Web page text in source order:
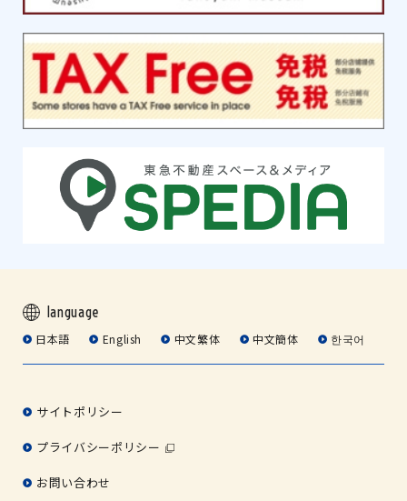
language
日本語 English 中文繁体 中文簡体 한국어
サイトポリシー
プライバシーポリシー
お問い合わせ